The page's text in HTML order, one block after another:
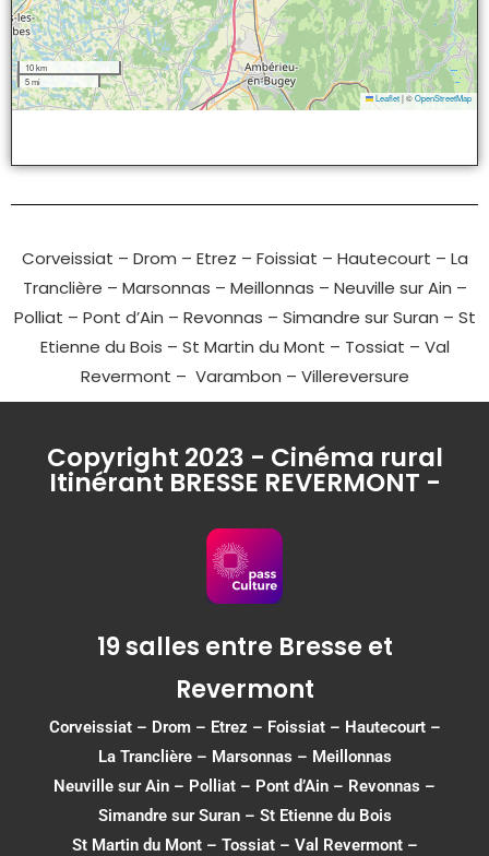
10 km
5 mi
Leaflet|©OpenStreetMap
Corveissiat – Drom – Etrez – Foissiat – Hautecourt – La
Tranclière – Marsonnas – Meillonnas – Neuville sur Ain –
Polliat – Pont d’Ain – Revonnas – Simandre sur Suran – St
Etienne du Bois – St Martin du Mont – Tossiat – Val
Revermont – Varambon – Villereversure
Copyright 2023 - Cinéma rural
Itinérant BRESSE REVERMONT -
19 salles entre Bresse et
Revermont
Corveissiat– Drom– Etrez – Foissiat– Hautecourt–
La Tranclière – Marsonnas – Meillonnas
Neuville sur Ain – Polliat – Pont d’Ain – Revonnas –
Simandre sur Suran– St Etienne du Bois
St Martin du Mont– Tossiat– Val Revermont–